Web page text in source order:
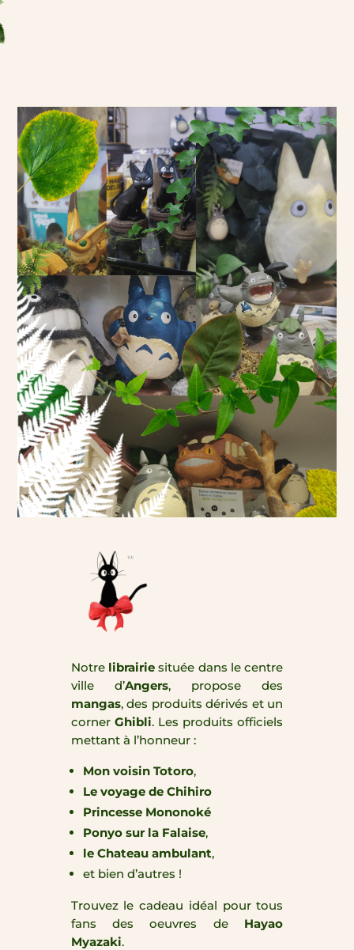
Notrelibrairiesituée dans le centre
ville d’Angers, propose des
mangas, des produits dérivés et un
corner Ghibli. Les produits officiels
mettant à l’honneur :
Mon voisin Totoro,
Le voyage de Chihiro
Princesse Mononoké
Ponyo sur la Falaise,
le Chateau ambulant,
et bien d’autres !
Trouvez le cadeau idéal pour tous
fans des oeuvres deHayao
Myazaki.